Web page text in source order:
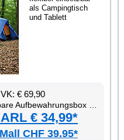
als Cam­ping­tisch
und Ta­blett
€ 69,90
mit De­ckel, MDF-Ab­la­ge und seit­li­chen Klap­pen
€ 34,99*
CHF 39.95*